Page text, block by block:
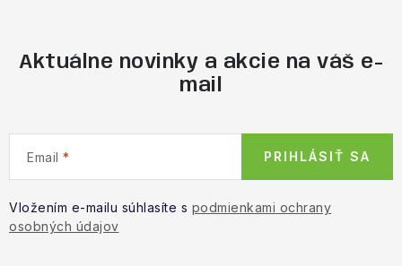
Aktuálne novinky a akcie na váš e-
mail
Email
Vložením e-mailu súhlasíte s podmienkami ochrany
osobných údajov
PRIHLÁSIŤ SA